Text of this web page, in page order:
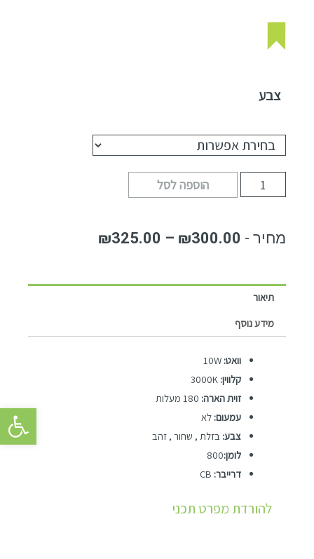
פתח
צבע
הוספה לסל
₪300.00
–
₪325.00
תיאור
מידע נוסף
וואט: 10W
קלווין: 3000K
זוית הארה: 180 מעלות
עמעום: לא
צבע: בזלת , שחור , זהב
לומן:800
דרייבר: CB
להורדת מפרט תכני